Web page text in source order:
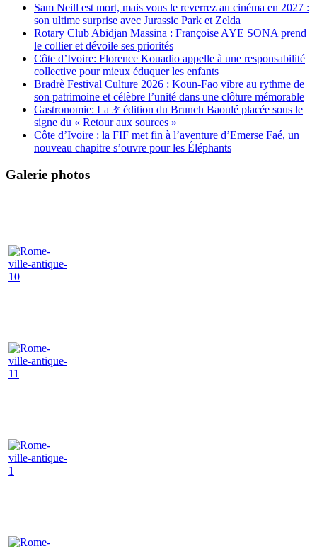
Sam Neill est mort, mais vous le reverrez au cinéma en 2027 :
son ultime surprise avec Jurassic Park et Zelda
Rotary Club Abidjan Massina : Françoise AYE SONA prend
le collier et dévoile ses priorités
Côte d’Ivoire: Florence Kouadio appelle à une responsabilité
collective pour mieux éduquer les enfants
Bradrè Festival Culture 2026 : Koun-Fao vibre au rythme de
son patrimoine et célèbre l’unité dans une clôture mémorable
Gastronomie: La 3ᵉ édition du Brunch Baoulé placée sous le
signe du « Retour aux sources »
Côte d’Ivoire : la FIF met fin à l’aventure d’Emerse Faé, un
nouveau chapitre s’ouvre pour les Éléphants
Galerie photos